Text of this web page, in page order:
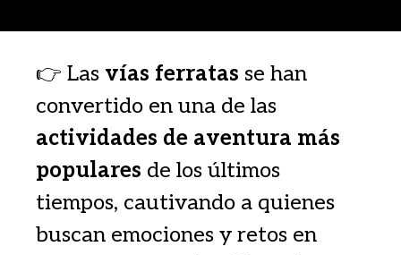
👉 Las vías ferratas se han
convertido en una de las
actividades de aventura más
populares de los últimos
tiempos, cautivando a quienes
buscan emociones y retos en